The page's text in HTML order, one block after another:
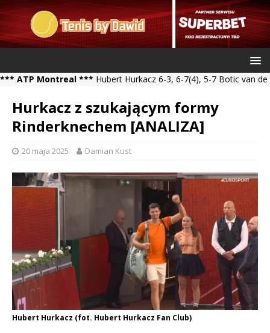
Montreal ***Hubert Hurkacz 6-3, 6-7(4), 5-7 Botic van de
Hurkacz z szukającym formy
Rinderknechem [ANALIZA]
20 maja 2025 Damian Kust
Hubert Hurkacz (fot. Hubert Hurkacz Fan Club)